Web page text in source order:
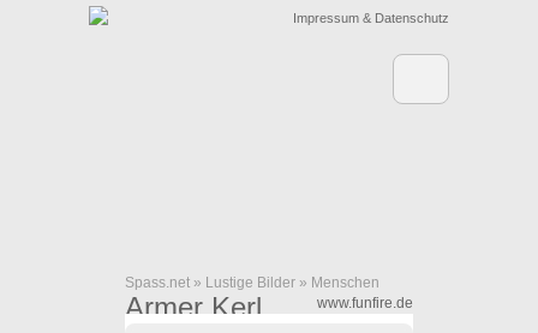
Impressum & Datenschutz
Spass.net » Lustige Bilder » Menschen
Armer Kerl www.funfire.de